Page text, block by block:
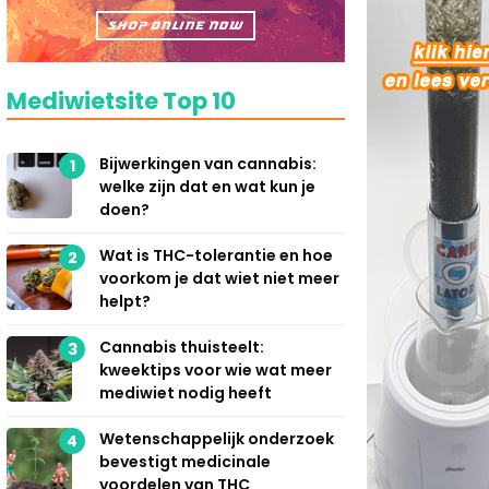
Mediwietsite Top 10
1
Bijwerkingen van cannabis:
welke zijn dat en wat kun je
doen?
2
Wat is THC-tolerantie en hoe
voorkom je dat wiet niet meer
helpt?
3
Cannabis thuisteelt:
kweektips voor wie wat meer
mediwiet nodig heeft
4
Wetenschappelijk onderzoek
bevestigt medicinale
voordelen van THC